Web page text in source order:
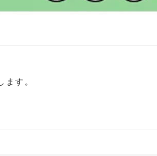
す。